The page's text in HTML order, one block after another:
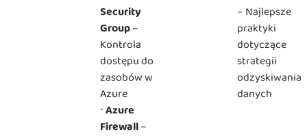
Security
Group–
Kontrola
dostępu do
zasobów w
Azure
⋅Azure
Firewall–
– Najlepsze
praktyki
dotyczące
strategii
odzyskiwania
danych